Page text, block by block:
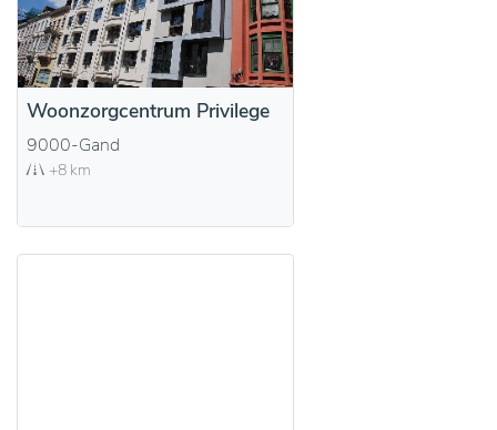
Woonzorgcentrum Privilege
9000-Gand
+8 km